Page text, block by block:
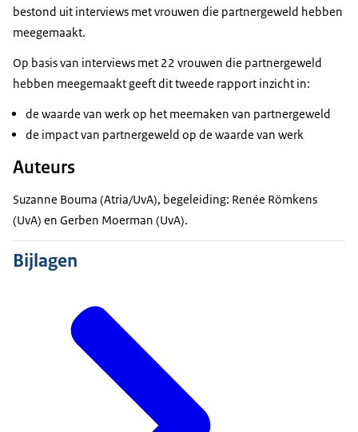
bestond uit interviews met vrouwen die partnergeweld hebben
meegemaakt.
Op basis van interviews met 22 vrouwen die partnergeweld
hebben meegemaakt geeft dit tweede rapport inzicht in:
de waarde van werk op het meemaken van partnergeweld
de impact van partnergeweld op de waarde van werk
Auteurs
Suzanne Bouma (Atria/UvA), begeleiding: Renée Römkens
(UvA) en Gerben Moerman (UvA).
Bijlagen